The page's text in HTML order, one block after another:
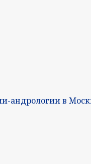
андрологии в